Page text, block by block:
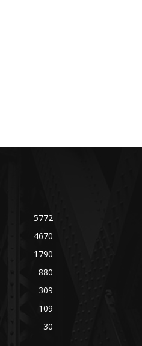
5772
4670
1790
880
309
109
30